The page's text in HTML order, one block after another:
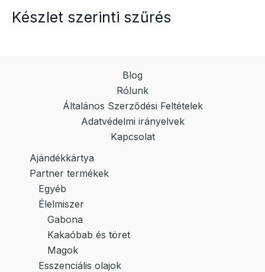
Készlet szerinti szűrés
Blog
Rólunk
Általános Szerződési Feltételek
Adatvédelmi irányelvek
Kapcsolat
Ajándékkártya
Partner termékek
Egyéb
Élelmiszer
Gabona
Kakaóbab és töret
Magok
Esszenciális olajok